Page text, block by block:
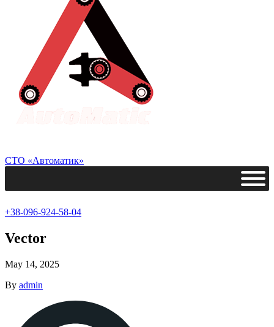
СТО «Автоматик»
+38-096-924-58-04
Vector
May 14, 2025
By admin